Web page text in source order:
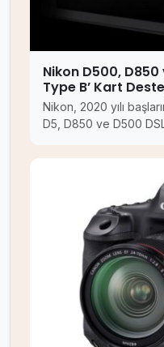
Nikon D500, D850
Type B’ Kart
Nikon, 2020 yılı
D5, D850 ve D500